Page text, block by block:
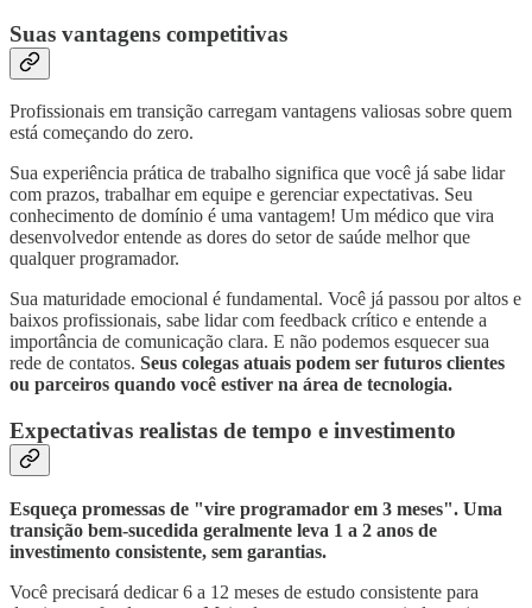
Suas vantagens competitivas
Profissionais em transição carregam vantagens valiosas sobre quem
está começando do zero.
Sua experiência prática de trabalho significa que você já sabe lidar
com prazos, trabalhar em equipe e gerenciar expectativas. Seu
conhecimento de domínio é uma vantagem! Um médico que vira
desenvolvedor entende as dores do setor de saúde melhor que
qualquer programador.
Sua maturidade emocional é fundamental. Você já passou por altos e
baixos profissionais, sabe lidar com feedback crítico e entende a
importância de comunicação clara. E não podemos esquecer sua
rede de contatos. Seus colegas atuais podem ser futuros clientes
ou parceiros quando você estiver na área de tecnologia.
Expectativas realistas de tempo e investimento
Esqueça promessas de "vire programador em 3 meses". Uma
transição bem-sucedida geralmente leva 1 a 2 anos de
investimento consistente, sem garantias.
Você precisará dedicar 6 a 12 meses de estudo consistente para